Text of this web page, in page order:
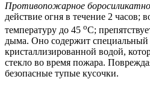
Противопожарное
действие огня в течение 2 часов;
температуру до 45 оС;
дыма. Оно содержит специальный
кристаллизированной водой,
стекло во время пожара.
безопасные тупые кусочки.